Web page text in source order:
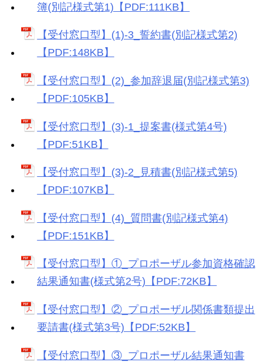
簿(別記様式第1)【PDF:111KB】
【受付窓口型】(1)-3_誓約書(別記様式第2)
【PDF:148KB】
【受付窓口型】(2)_参加辞退届(別記様式第3)
【PDF:105KB】
【受付窓口型】(3)-1_提案書(様式第4号)
【PDF:51KB】
【受付窓口型】(3)-2_見積書(別記様式第5)
【PDF:107KB】
【受付窓口型】(4)_質問書(別記様式第4)
【PDF:151KB】
【受付窓口型】①_プロポーザル参加資格確認
結果通知書(様式第2号)【PDF:72KB】
【受付窓口型】②_プロポーザル関係書類提出
要請書(様式第3号)【PDF:52KB】
【受付窓口型】③_プロポーザル結果通知書